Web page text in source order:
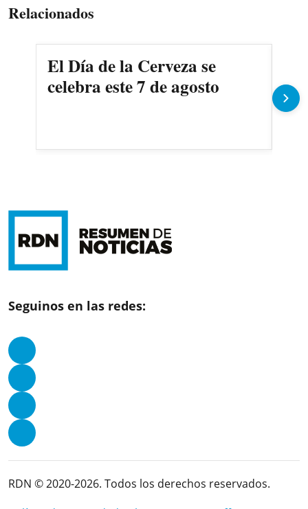
Relacionados
El Día de la Cerveza se
celebra este 7 de agosto
Seguinos en las redes:
RDN © 2020-2026. Todos los derechos reservados.